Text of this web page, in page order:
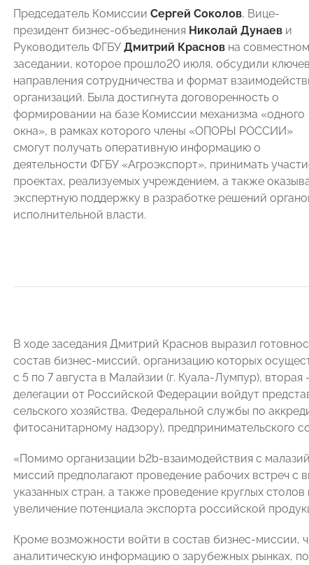
Председатель Комиссии Сергей Соколов, Вице-
президент бизнес-объединения Николай Дунаев и
Руководитель ФГБУ Дмитрий Краснов на совместном
заседании, которое прошло20 июля, обсудили
направления сотрудничества и формат
организаций. Была достигнута договоренность о
формировании на базе Комиссии механизма «одного
окна», в рамках которого члены «ОПОРЫ РОССИИ»
смогут получать оперативную информацию о
деятельности ФГБУ «Агроэкспорт», принимать
проектах, реализуемых учреждением, а также
экспертную поддержку в разработке решений
исполнительной власти.
В ходе заседания Дмитрий Краснов выразил
состав бизнес-миссий, организацию которых
с 5 по 7 августа в Малайзии (г. Куала-Лумпур), вторая
делегации от Российской Федерации войдут
сельского хозяйства, Федеральной службы по
фитосанитарному надзору), предпринимательского
«Помимо организации b2b-взаимодействия с
миссий предполагают проведение рабочих встреч
указанных стран, а также проведение круглых
увеличение потенциала экспорта российской
Кроме возможности войти в состав бизнес-
аналитическую информацию о зарубежных рынках,